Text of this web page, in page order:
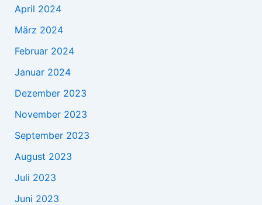
April 2024
März 2024
Februar 2024
Januar 2024
Dezember 2023
November 2023
September 2023
August 2023
Juli 2023
Juni 2023